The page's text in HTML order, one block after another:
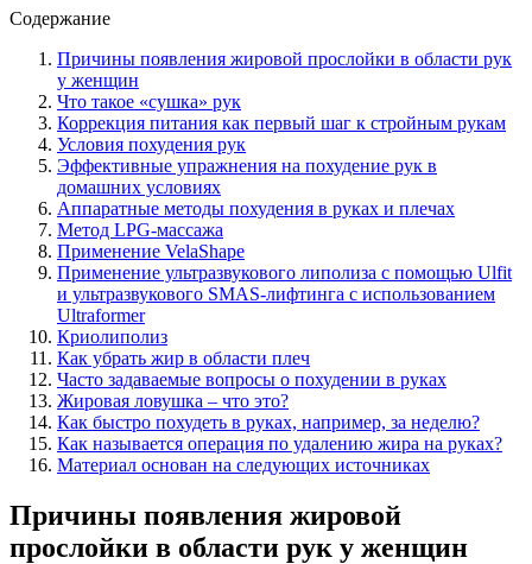
Содержание
Причины появления жировой прослойки в области рук
у женщин
Что такое «сушка» рук
Коррекция питания как первый шаг к стройным рукам
Условия похудения рук
Эффективные упражнения на похудение рук в
домашних условиях
Аппаратные методы похудения в руках и плечах
Метод LPG-массажа
Применение VelаShape
Применение ультразвукового липолиза с помощью Ulfit
и ультразвукового SMAS-лифтинга с использованием
Ultraformer
Криолиполиз
Как убрать жир в области плеч
Часто задаваемые вопросы о похудении в руках
Жировая ловушка – что это?
Как быстро похудеть в руках, например, за неделю?
Как называется операция по удалению жира на руках?
Материал основан на следующих источниках
Причины появления жировой
прослойки в области рук у женщин